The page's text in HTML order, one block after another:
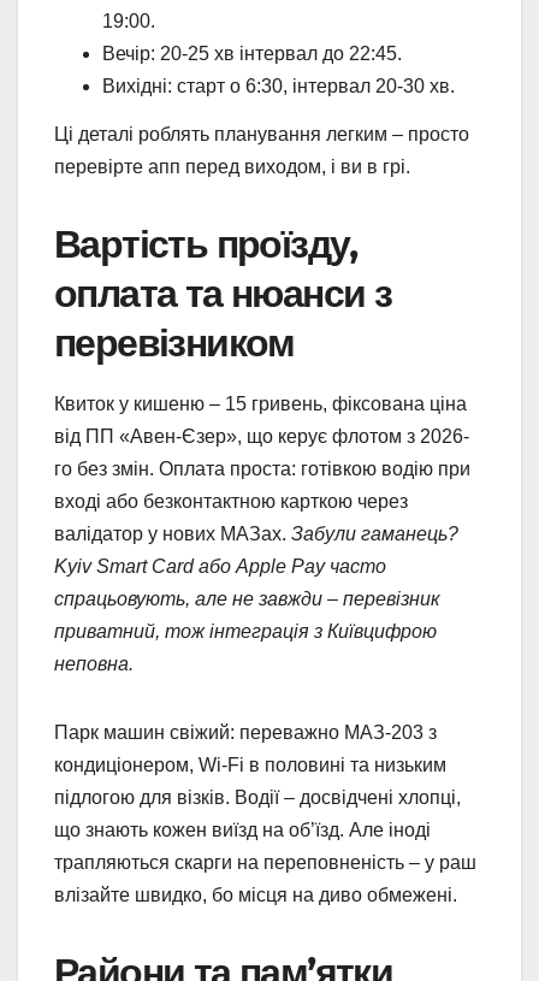
19:00.
Вечір: 20-25 хв інтервал до 22:45.
Вихідні: старт о 6:30, інтервал 20-30 хв.
Ці деталі роблять планування легким – просто
перевірте апп перед виходом, і ви в грі.
Вартість проїзду,
оплата та нюанси з
перевізником
Квиток у кишеню – 15 гривень, фіксована ціна
від ПП «Авен-Єзер», що керує флотом з 2026-
го без змін. Оплата проста: готівкою водію при
вході або безконтактною карткою через
валідатор у нових МАЗах. Забули гаманець?
Kyiv Smart Card або Apple Pay часто
спрацьовують, але не завжди – перевізник
приватний, тож інтеграція з Київцифрою
неповна.
Парк машин свіжий: переважно МАЗ-203 з
кондиціонером, Wi-Fi в половині та низьким
підлогою для візків. Водії – досвідчені хлопці,
що знають кожен виїзд на об’їзд. Але іноді
трапляються скарги на переповненість – у раш
влізайте швидко, бо місця на диво обмежені.